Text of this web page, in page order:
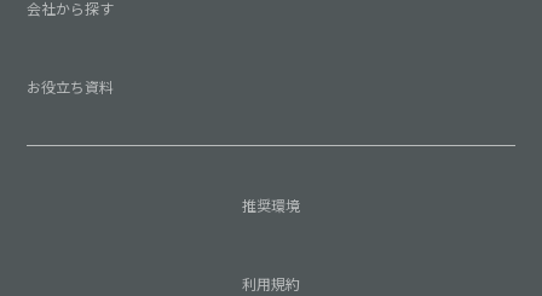
会社から探す
お役立ち資料
推奨環境
利用規約